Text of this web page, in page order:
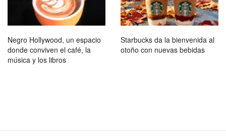
Negro Hollywood, un espacio
donde conviven el café, la
música y los libros
Starbucks da la bienvenida al
otoño con nuevas bebidas